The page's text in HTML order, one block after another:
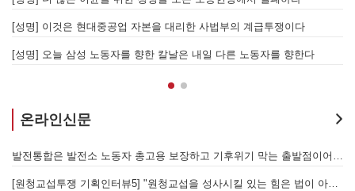
온라인신문
메가프로젝트, 자본을 위한 국가적 동원체제에 맞서 어떻게 싸울 것인가?
경동도시가스 고객서비스센터 안전업무 외주화, 멈춰라!